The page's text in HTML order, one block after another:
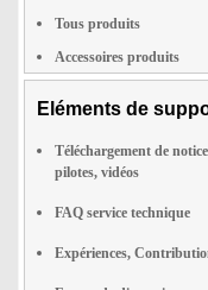
Tous produits
Accessoires produits
Eléments de
Téléchargement de
pilotes, vidéos
FAQ service technique
Expériences,